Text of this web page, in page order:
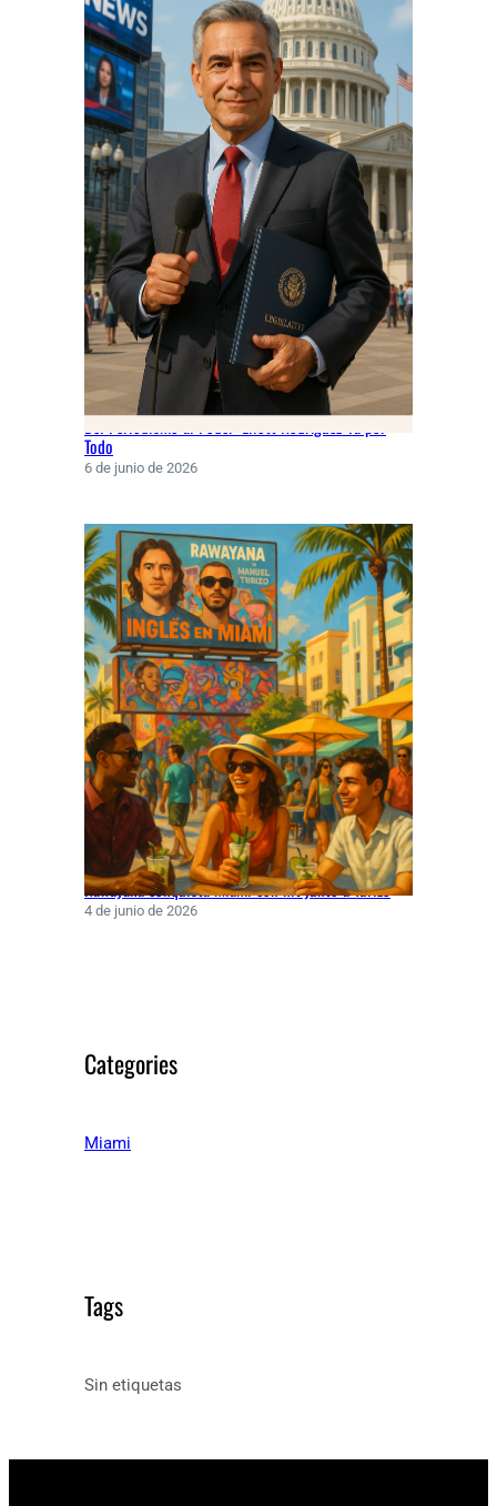
Todo
6 de junio de 2026
Rawayana conquista Miami con hit junto a Turizo
4 de junio de 2026
Categories
Miami
Tags
Sin etiquetas